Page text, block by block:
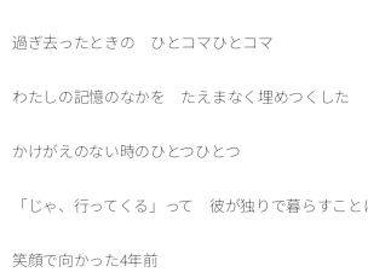
過ぎ去ったときの ひとコマひとコマ
わたしの記憶のなかを たえまなく埋めつくした
かけがえのない時のひとつひとつ
「じゃ、行ってくる」って 彼が独りで暮らすこと
笑顔で向かった4年前